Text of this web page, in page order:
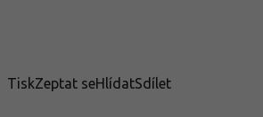
TiskZeptat seHlídatSdílet